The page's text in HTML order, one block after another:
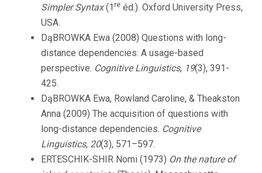
Simpler Syntax(1 re éd.). Oxford University Press,
USA.
DąBROWKA Ewa (2008) Questions with long-
distance dependencies: A usage-based
perspective. Cognitive Linguistics, 19(3), 391-
425.
DąBROWKA Ewa, Rowland Caroline, & Theakston
Anna (2009) The acquisition of questions with
long-distance dependencies. Cognitive
Linguistics, 20(3), 571–597.
ERTESCHIK-SHIR Nomi (1973) On the nature of